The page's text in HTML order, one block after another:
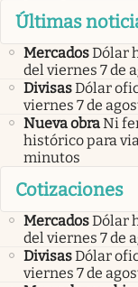
Últimas
MercadosDólar
del viernes 7 de
DivisasDólar
viernes 7 de
Nueva obraNi
histórico para
minutos
Cotizaciones
MercadosDólar
del viernes 7 de
DivisasDólar
viernes 7 de